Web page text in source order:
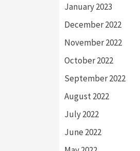
January 2023
December 2022
November 2022
October 2022
September 2022
August 2022
July 2022
June 2022